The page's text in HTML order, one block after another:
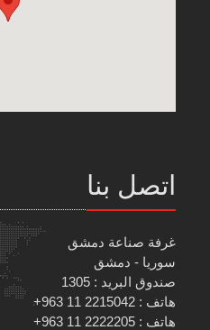
اتصل بنا
غرفة صناعة دمشق
سوريا - دمشق
صندوق البريد : 1305
هاتف : 2215042 11 963+
هاتف : 2222205 11 963+